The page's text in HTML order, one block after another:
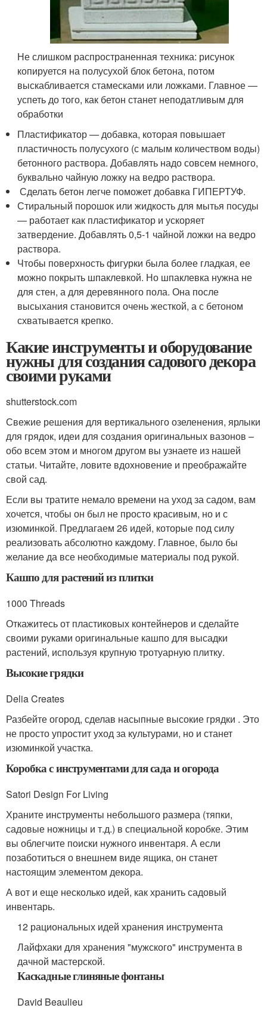
Не слишком распространенная техника: рисунок
копируется на полусухой блок бетона, потом
выскабливается стамесками или ложками. Главное —
успеть до того, как бетон станет неподатливым для
обработки
Пластификатор — добавка, которая повышает
пластичность полусухого (с малым количеством воды)
бетонного раствора. Добавлять надо совсем немного,
буквально чайную ложку на ведро раствора.
Сделать бетон легче поможет добавка ГИПЕРТУФ.
Стиральный порошок или жидкость для мытья посуды
— работает как пластификатор и ускоряет
затвердение. Добавлять 0,5-1 чайной ложки на ведро
раствора.
Чтобы поверхность фигурки была более гладкая, ее
можно покрыть шпаклевкой. Но шпаклевка нужна не
для стен, а для деревянного пола. Она после
высыхания становится очень жесткой, а с бетоном
схватывается крепко.
Какие инструменты и оборудование
нужны для создания садового декора
своими руками
shutterstock.com
Свежие решения для вертикального озеленения, ярлыки
для грядок, идеи для создания оригинальных вазонов –
обо всем этом и многом другом вы узнаете из нашей
статьи. Читайте, ловите вдохновение и преображайте
свой сад.
Если вы тратите немало времени на уход за садом, вам
хочется, чтобы он был не просто красивым, но и с
изюминкой. Предлагаем 26 идей, которые под силу
реализовать абсолютно каждому. Главное, было бы
желание да все необходимые материалы под рукой.
Кашпо для растений из плитки
1000 Threads
Откажитесь от пластиковых контейнеров и сделайте
своими руками оригинальные кашпо для высадки
растений, используя крупную тротуарную плитку.
Высокие грядки
Delia Creates
Разбейте огород, сделав насыпные высокие грядки . Это
не просто упростит уход за культурами, но и станет
изюминкой участка.
Коробка с инструментами для сада и огорода
Satori Design For Living
Храните инструменты небольшого размера (тяпки,
садовые ножницы и т.д.) в специальной коробке. Этим
вы облегчите поиски нужного инвентаря. А если
позаботиться о внешнем виде ящика, он станет
настоящим элементом декора.
А вот и еще несколько идей, как хранить садовый
инвентарь.
12 рациональных идей хранения инструмента
Лайфхаки для хранения "мужского" инструмента в
дачной мастерской.
Каскадные глиняные фонтаны
David Beaulieu